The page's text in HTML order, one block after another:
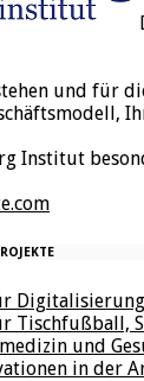
und für
Institut
Tischfußball,
und
in der